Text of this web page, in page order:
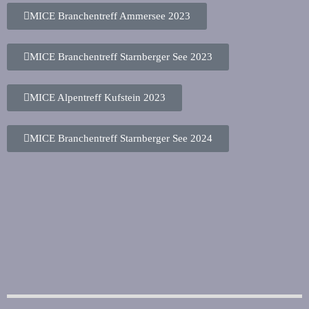
MICE Branchentreff Ammersee 2023
MICE Branchentreff Starnberger See 2023
MICE Alpentreff Kufstein 2023
MICE Branchentreff Starnberger See 2024